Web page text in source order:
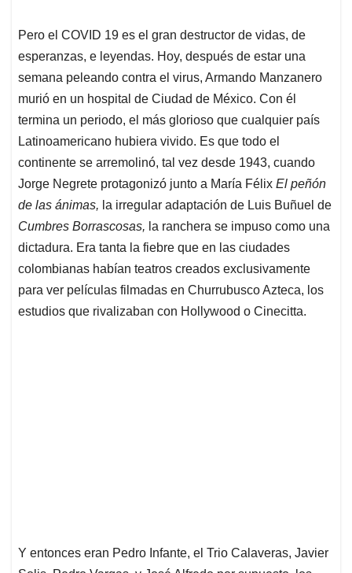
Pero el COVID 19 es el gran destructor de vidas, de
esperanzas, e leyendas. Hoy, después de estar una
semana peleando contra el virus, Armando Manzanero
murió en un hospital de Ciudad de México. Con él
termina un periodo, el más glorioso que cualquier país
Latinoamericano hubiera vivido. Es que todo el
continente se arremolinó, tal vez desde 1943, cuando
Jorge Negrete protagonizó junto a María Félix El peñón
de las ánimas, la irregular adaptación de Luis Buñuel de
Cumbres Borrascosas, la ranchera se impuso como una
dictadura. Era tanta la fiebre que en las ciudades
colombianas habían teatros creados exclusivamente
para ver películas filmadas en Churrubusco Azteca, los
estudios que rivalizaban con Hollywood o Cinecitta.
Y entonces eran Pedro Infante, el Trio Calaveras, Javier